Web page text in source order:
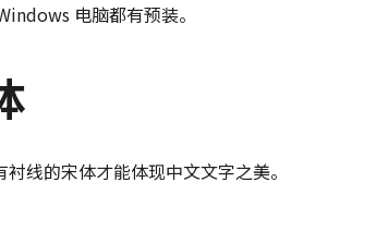
电脑都有预装。
线的宋体才能体现中文文字之美。